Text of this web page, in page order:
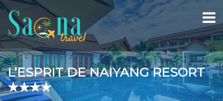
L’ESPRIT DE NAIYANG RESORT
★★★★